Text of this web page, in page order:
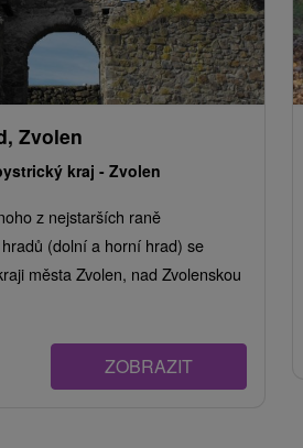
Zvolen
kraj - Zvolen
z nejstarších raně
(dolní a horní hrad) se
města Zvolen, nad Zvolenskou
ZOBRAZIT